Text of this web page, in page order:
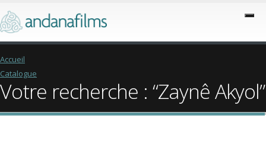
Accueil
Catalogue
Votre recherche : “Zaynê Akyol”